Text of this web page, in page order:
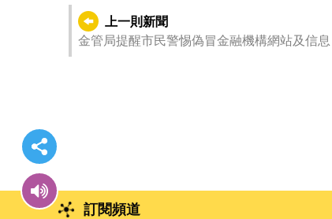
上一則新聞
金管局提醒市民警惕偽冒金融機構網站及信息
訂閱頻道